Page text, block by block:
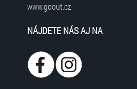
www.goout.cz
NÁJDETE NÁS AJ NA